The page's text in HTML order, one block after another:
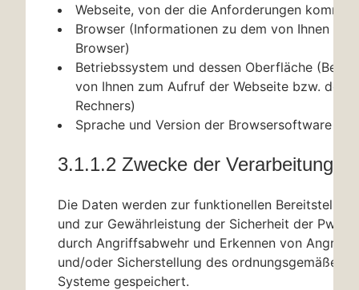
Webseite, von der die Anforderungen kommt
Browser (Informationen zu dem von Ihnen
Browser)
Betriebssystem und dessen Oberfläche
von Ihnen zum Aufruf der Webseite bzw. der
Rechners)
Sprache und Version der Browsersoftware
3.1.1.2 Zwecke der Verarbeitung
Die Daten werden zur funktionellen
und zur Gewährleistung der Sicherheit der PwC
durch Angriffsabwehr und Erkennen von
und/oder Sicherstellung des ordnungsgemäßen
Systeme gespeichert.